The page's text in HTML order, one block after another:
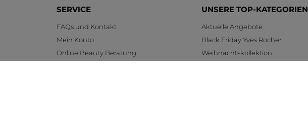
SERVICE
FAQs und Kontakt
Mein Konto
Online Beauty Beratung
UNSERE TOP-KATEGORIEN
Aktuelle Angebote
Black Friday Yves Rocher
Weihnachtskollektion